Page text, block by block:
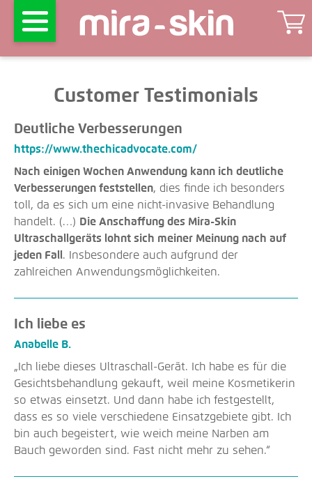
Customer Testimonials
Deutliche Verbesserungen
https://www.thechicadvocate.com/
Nach einigen Wochen Anwendung kann ich deutliche
Verbesserungen feststellen, dies finde ich besonders
toll, da es sich um eine nicht-invasive Behandlung
handelt. (…) Die Anschaffung des Mira-Skin
Ultraschallgeräts lohnt sich meiner Meinung nach auf
jeden Fall. Insbesondere auch aufgrund der
zahlreichen Anwendungsmöglichkeiten.
Ich liebe es
Anabelle B.
„Ich liebe dieses Ultraschall-Gerät. Ich habe es für die
Gesichtsbehandlung gekauft, weil meine Kosmetikerin
so etwas einsetzt. Und dann habe ich festgestellt,
dass es so viele verschiedene Einsatzgebiete gibt. Ich
bin auch begeistert, wie weich meine Narben am
Bauch geworden sind. Fast nicht mehr zu sehen.“